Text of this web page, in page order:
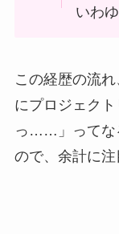
いわ
この経歴の流
にプロジェク
っ……」ってな
ので、余計に注